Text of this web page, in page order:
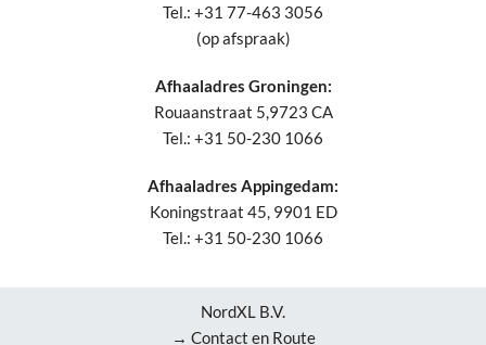
Tel.: +31 77-463 3056
(op afspraak)
Afhaaladres Groningen:
Rouaanstraat 5,9723 CA
Tel.: +31 50-230 1066
Afhaaladres Appingedam:
Koningstraat 45, 9901 ED
Tel.: +31 50-230 1066
NordXL B.V.
→ Contact en Route